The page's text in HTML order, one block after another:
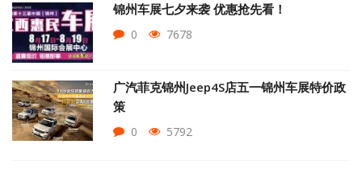
锦州车展七夕来袭 优惠抢先看！
0 7678
广汽菲克锦州Jeep4S店五一锦州车展特价政
策
0 5792